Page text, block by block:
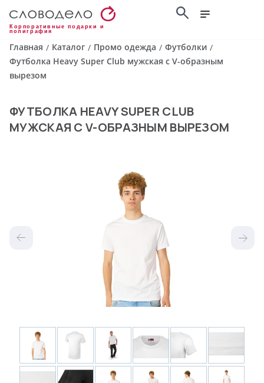
Корпоративные подарки и
полиграфия
Главная / Каталог / Промо одежда / Футболки /
Футболка Heavy Super Club мужская с V-образным
вырезом
ФУТБОЛКА HEAVY SUPER CLUB
МУЖСКАЯ С V-ОБРАЗНЫМ ВЫРЕЗОМ